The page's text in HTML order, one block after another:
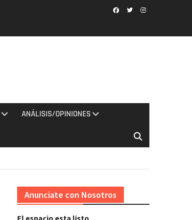
ANÁLISIS/OPINIONES
Anunciate con Nosotros
El espacio esta listo